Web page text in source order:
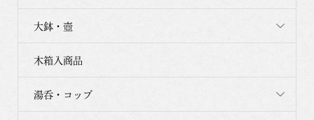
大鉢・壺
木箱入商品
湯呑・コップ